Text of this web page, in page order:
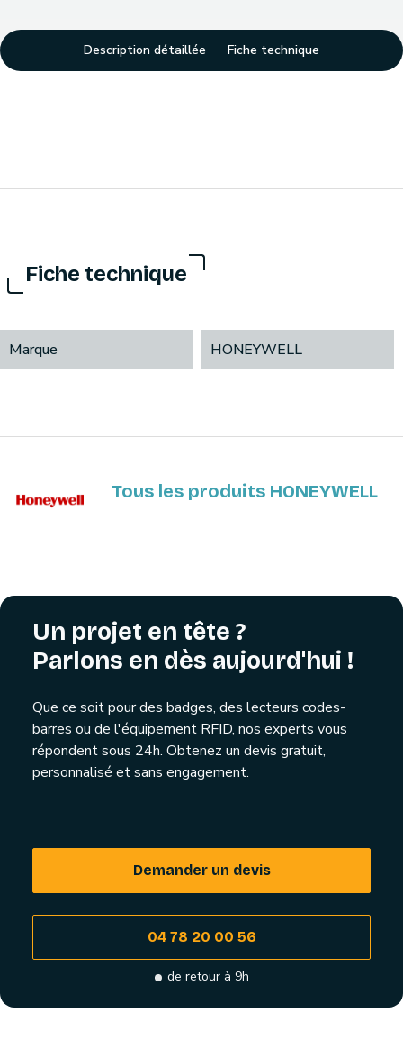
Description détaillée Fiche technique
Fiche technique
Marque HONEYWELL
Tous les produits HONEYWELL
Un projet en tête ?
Parlons en dès aujourd'hui !
Que ce soit pour des badges, des lecteurs codes-
barres ou de l'équipement RFID, nos experts vous
répondent sous 24h. Obtenez un devis gratuit,
personnalisé et sans engagement.
Demander un devis
04 78 20 00 56
de retour à 9h